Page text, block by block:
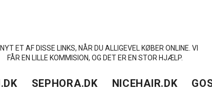
ET AF DISSE LINKS, NÅR DU ALLIGEVEL KØBER ONLINE. VI
FÅR EN LILLE KOMMISION, OG DET ER EN STOR HJÆLP.
SEPHORA.DK NICEHAIR.DK